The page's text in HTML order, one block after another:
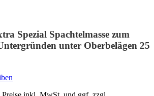
Spezial Spachtelmasse zum
unter Oberbelägen 25